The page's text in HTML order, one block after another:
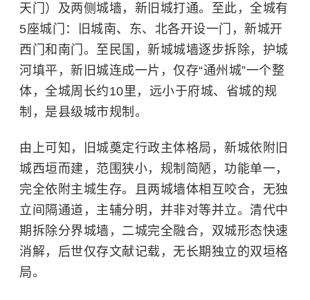
天门）及两侧城墙，新旧城打通。至此，全城有
5座城门：旧城南、东、北各开设一门，新城开
西门和南门。至民国，新城城墙逐步拆除，护城
河填平，新旧城连成一片，仅存“通州城”一个整
体，全城周长约10里，远小于府城、省城的规
制，是县级城市规制。
由上可知，旧城奠定行政主体格局，新城依附旧
城西垣而建，范围狭小，规制简陋，功能单一，
完全依附主城生存。且两城墙体相互咬合，无独
立间隔通道，主辅分明，并非对等并立。清代中
期拆除分界城墙，二城完全融合，双城形态快速
消解，后世仅存文献记载，无长期独立的双垣格
局。